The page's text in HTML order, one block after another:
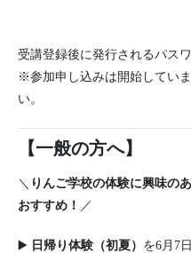
受講登録後に発行されるパス
※参加申し込みは開始してい
い。
【一般の方へ】
＼ りんご学校の体験に興味の
おすすめ！ ／
▶️ 日帰り体験 （初夏） を6月7